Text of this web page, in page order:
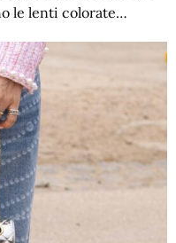
le lenti colorate…